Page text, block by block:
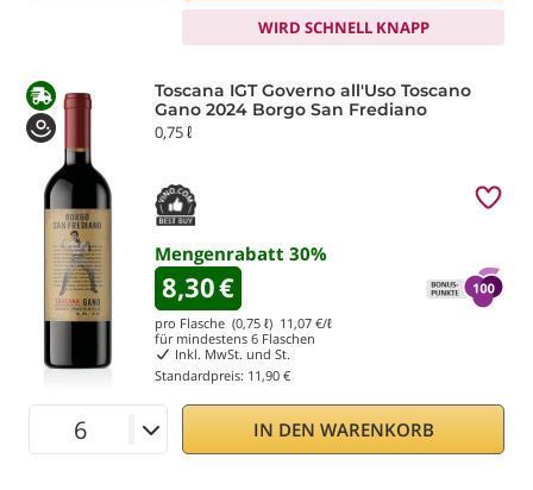
WIRD SCHNELL KNAPP
Toscana IGT Governo all'Uso Toscano
Gano 2024 Borgo San Frediano
0,75 ℓ
Mengenrabatt 30%
8,30€
pro Flasche (0,75 ℓ) 11,07 €/ℓ
für mindestens 6 Flaschen
Inkl. MwSt. und St.
Standardpreis: 11,90 €
IN DEN WARENKORB